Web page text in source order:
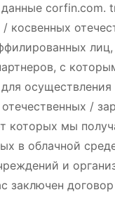
corfin.com.
косвенных
с
отечественных /
которых мы
в облачной
и
заключен